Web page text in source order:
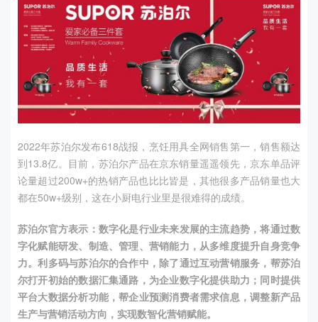
2022年苏泊尔发布618战报，烹饪用具全网销售第一，销售额达
到13.8亿。目前，苏泊尔产品在京东销量遥遥领先，京东单品评
论量超过200w+的热销产品也比比皆是，其他很多产品销量也大
都在50w+级别，这在小厨电行业里是很难得的成绩。
苏泊尔官方表示：数字化是行业未来发展的主流趋势，将通过数
字化赋能研发、制造、管理、营销能力，从多维度提升自身竞争
力。利多码与苏泊尔的合作中，除了通过互动营销服务，帮苏泊
尔打开初始的数据汇集通路，为企业数字化提供助力；同时提供
平台大数据分析功能，帮企业预测消费者需求信息，调整新产品
生产与营销活动方向，实现数智化营销赋能。